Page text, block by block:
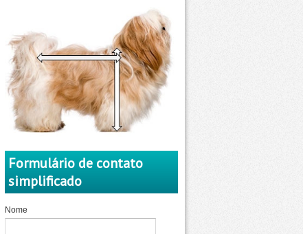
Formulário de contato
simplificado
Nome